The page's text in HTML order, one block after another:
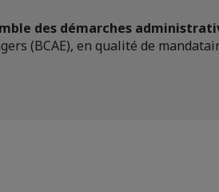
des démarches
(BCAE), en qualité de